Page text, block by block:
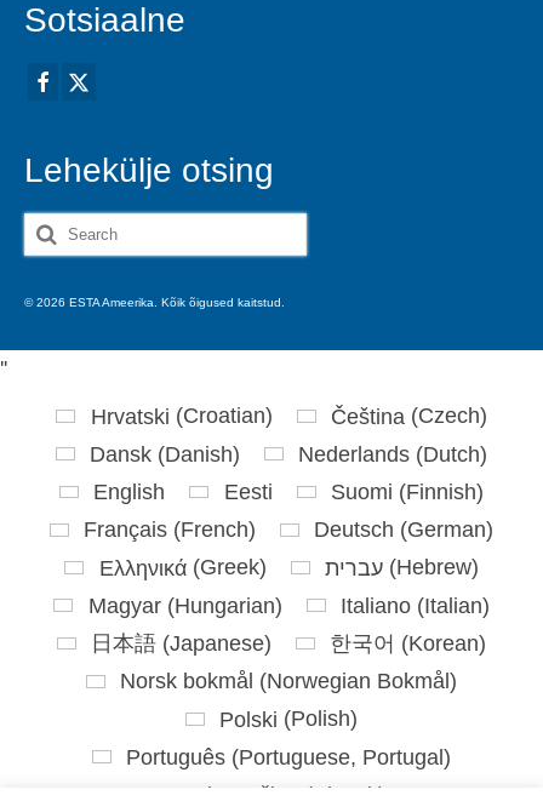
Sotsiaalne
Lehekülje otsing
Search
© 2026 ESTA Ameerika. Kõik õigused kaitstud.
''
Hrvatski (Croatian) Čeština (Czech)
Dansk (Danish) Nederlands (Dutch)
English
Eesti Suomi (Finnish)
Français (French) Deutsch (German)
Ελληνικά(Greek) עברית(Hebrew)
Magyar(Hungarian) Italiano(Italian)
日本語 (Japanese) 한국어 (Korean)
Norsk bokmål (Norwegian Bokmål)
Polski (Polish)
Português (Portuguese, Portugal)
Slovenčina
(Slovak )